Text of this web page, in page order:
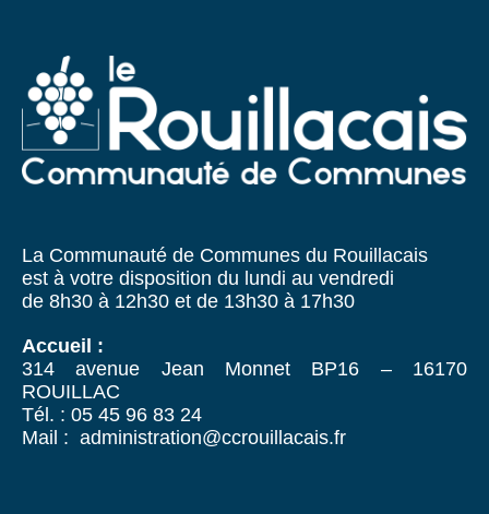
La Communauté de Communes du Rouillacais
est à votre disposition du lundi au vendredi
de 8h30 à 12h30 et de 13h30 à 17h30
Accueil :
314 avenue Jean Monnet BP16 – 16170
ROUILLAC
Tél. : 05 45 96 83 24
Mail : administration@ccrouillacais.fr